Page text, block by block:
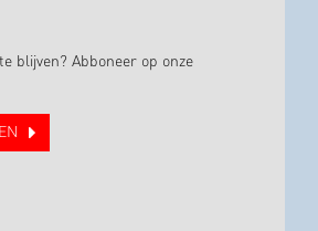
blijven? Abboneer op onze